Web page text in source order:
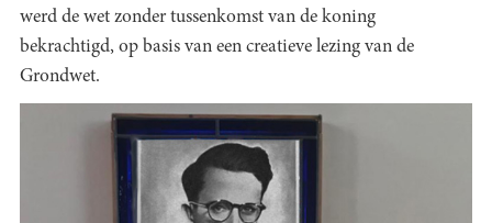
werd de wet zonder tussenkomst van de koning
bekrachtigd, op basis van een creatieve lezing van de
Grondwet.